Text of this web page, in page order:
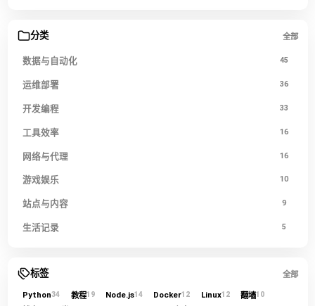
分类 全部
数据与自动化 45
运维部署 36
开发编程 33
工具效率 16
网络与代理 16
游戏娱乐 10
站点与内容 9
生活记录 5
标签 全部
Python34 教程19 Node.js14 Docker12 Linux12 翻墙10